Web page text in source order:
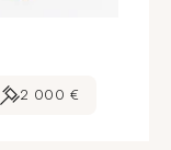
2 000 €